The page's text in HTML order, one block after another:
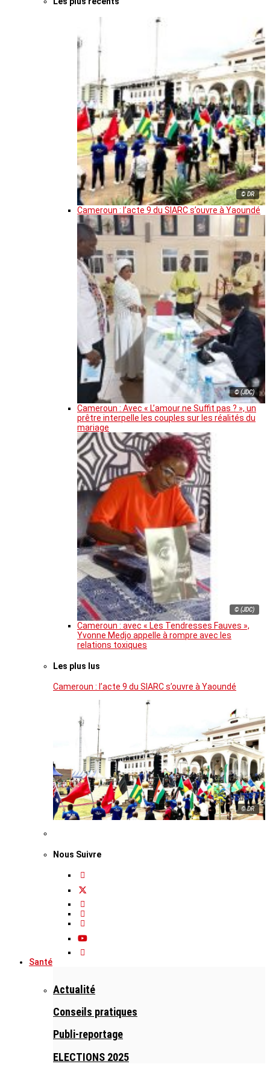
© DR
Cameroun : l’acte 9 du SIARC s’ouvre à Yaoundé
© (JDC)
Cameroun : Avec « L’amour ne Suffit pas ? », un
prêtre interpelle les couples sur les réalités du
mariage
© (JDC)
Cameroun : avec « Les Tendresses Fauves »,
Yvonne Medjo appelle à rompre avec les
relations toxiques
Les plus lus
Cameroun : l’acte 9 du SIARC s’ouvre à Yaoundé
© DR
Nous Suivre
Santé
Actualité
Conseils pratiques
Publi-reportage
ELECTIONS 2025